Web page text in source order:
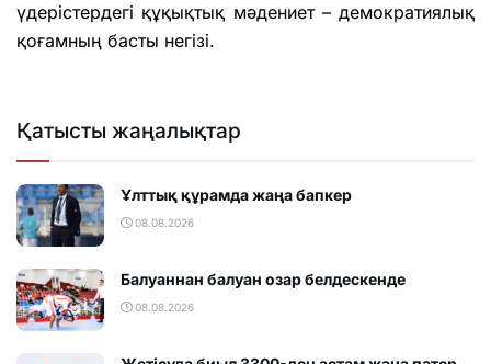
үдерістердегі құқықтық мәдениет – демократиялық
қоғамның басты негізі.
Қатысты жаңалықтар
Ұлттық құрамда жаңа бапкер
08.08.2026
Балуаннан балуан озар белдескенде
08.08.2026